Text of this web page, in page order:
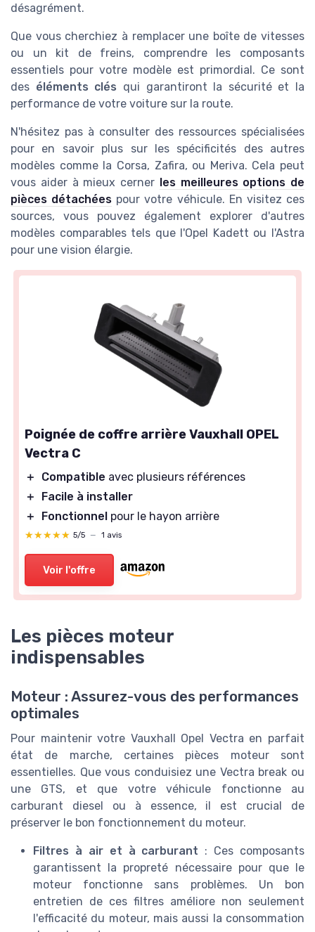
désagrément.
Que vous cherchiez à remplacer une boîte de vitesses
ou un kit de freins, comprendre les composants
essentiels pour votre modèle est primordial. Ce sont
des éléments clés qui garantiront la sécurité et la
performance de votre voiture sur la route.
N'hésitez pas à consulter des ressources spécialisées
pour en savoir plus sur les spécificités des autres
modèles comme la Corsa, Zafira, ou Meriva. Cela peut
vous aider à mieux cerner les meilleures options de
pièces détachées pour votre véhicule. En visitez ces
sources, vous pouvez également explorer d'autres
modèles comparables tels que l'Opel Kadett ou l'Astra
pour une vision élargie.
Poignée de coffre arrière Vauxhall OPEL
Vectra C
＋ Compatible avec plusieurs références
＋
Facile à installer
＋
Fonctionnel pour le hayon arrière
★★★★★
★★★★★ 5/5 — 1 avis
Voir l'offre
Les pièces moteur
indispensables
Moteur : Assurez-vous des performances
optimales
Pour maintenir votre Vauxhall Opel Vectra en parfait
état de marche, certaines pièces moteur sont
essentielles. Que vous conduisiez une Vectra break ou
une GTS, et que votre véhicule fonctionne au
carburant diesel ou à essence, il est crucial de
préserver le bon fonctionnement du moteur.
Filtres à air et à carburant : Ces composants
garantissent la propreté nécessaire pour que le
moteur fonctionne sans problèmes. Un bon
entretien de ces filtres améliore non seulement
l'efficacité du moteur, mais aussi la consommation